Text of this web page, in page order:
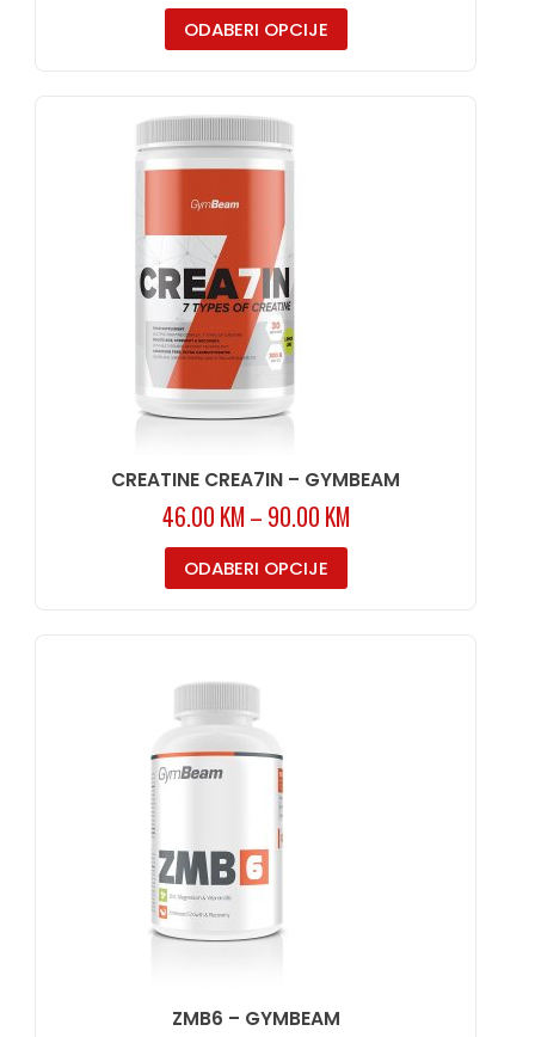
ODABERI OPCIJE
CREATINE CREA7IN – GYMBEAM
46.00 KM – 90.00 KM
ODABERI OPCIJE
ZMB6 – GYMBEAM